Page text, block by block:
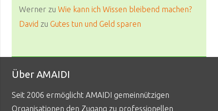
Werner zu Wie kann ich Wissen bleibend machen?
David zu Gutes tun und Geld sparen
Über AMAIDI
Seit 2006 ermöglicht AMAIDI gemeinnützigen
Organisationen den Zugang zu professionellen